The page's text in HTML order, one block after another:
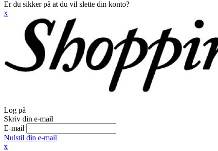
Er du sikker på at du vil slette din konto?
x
Log på
Skriv din e-mail
E-mail
Nulstil din e-mail
x